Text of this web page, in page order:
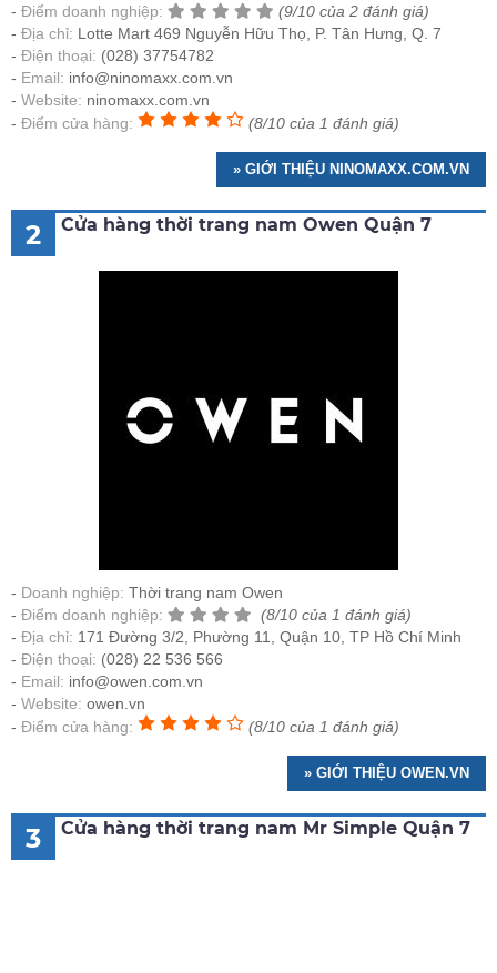
Điểm doanh nghiệp:
(9/10 của 2 đánh giá)
Địa chỉ: Lotte Mart 469 Nguyễn Hữu Thọ, P. Tân Hưng, Q. 7
Điện thoại: (028) 37754782
Email: info@ninomaxx.com.vn
Website: ninomaxx.com.vn
Điểm cửa hàng:
(8/10 của 1 đánh giá)
» GIỚI THIỆU NINOMAXX.COM.VN
2 Cửa hàng thời trang nam Owen Quận 7
Doanh nghiệp: Thời trang nam Owen
Điểm doanh nghiệp:
(8/10 của 1 đánh giá)
Địa chỉ: 171 Đường 3/2, Phường 11, Quận 10, TP Hồ Chí Minh
Điện thoại: (028) 22 536 566
Email: info@owen.com.vn
Website: owen.vn
Điểm cửa hàng:
(8/10 của 1 đánh giá)
» GIỚI THIỆU OWEN.VN
3 Cửa hàng thời trang nam Mr Simple Quận 7